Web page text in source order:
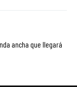
ancha que llegará